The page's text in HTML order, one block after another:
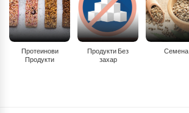
Протеинови
Продукти
Продукти Без
захар
Семена